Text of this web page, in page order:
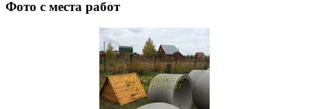
Фото с места работ